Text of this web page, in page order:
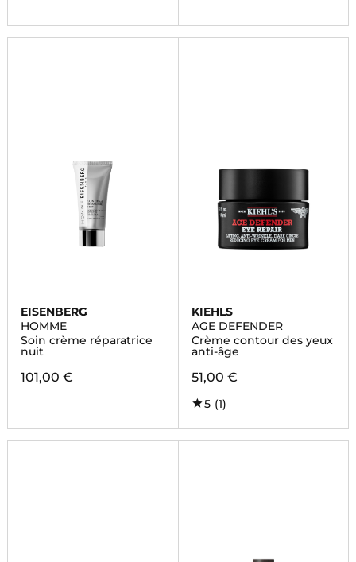
EISENBERG
HOMME
Soin crème réparatrice
nuit
101,00 €
KIEHLS
AGE DEFENDER
Crème contour des yeux
anti-âge
51,00 €
5 (1)